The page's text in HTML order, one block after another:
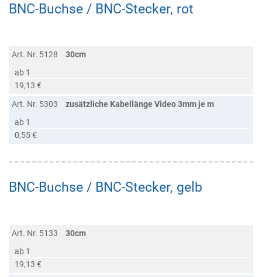
BNC-Buchse / BNC-Stecker, rot
Art. Nr. 5128
30cm
ab 1
19,13 €
Art. Nr. 5303
zusätzliche Kabellänge Video 3mm je m
ab 1
0,55 €
BNC-Buchse / BNC-Stecker, gelb
Art. Nr. 5133
30cm
ab 1
19,13 €